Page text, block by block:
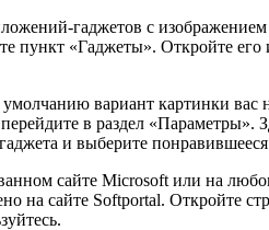
гаджетов с
пункт «Гаджеты». Откройте его
вариант картинки вас
в раздел «Параметры».
и выберите
сайте Microsoft или на
на сайте Softportal. Откройте